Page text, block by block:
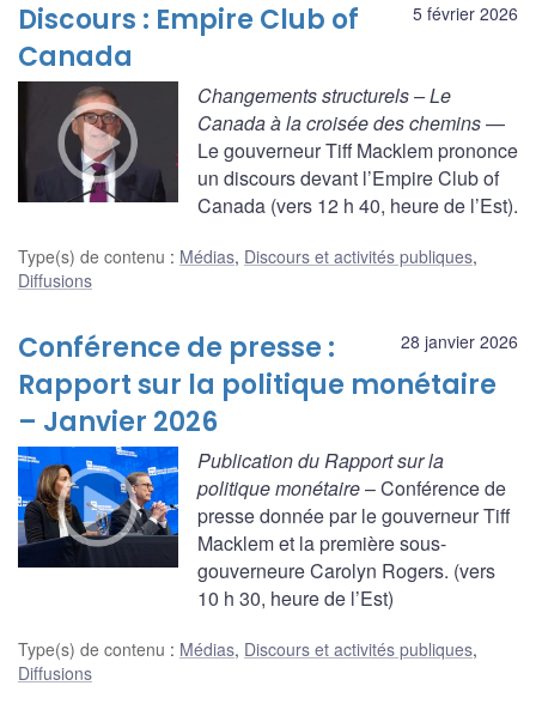
5 février 2026
Discours : Empire Club of
Canada
Changements structurels – Le
Canada à la croisée des chemins—
Le gouverneur Tiff Macklem prononce
un discours devant l’Empire Club of
Canada (vers 12 h 40, heure de l’Est).
Type(s) de contenu : Médias, Discours et activités publiques,
Diffusions
28 janvier 2026
Conférence de presse :
Rapport sur la politique monétaire
– Janvier 2026
Publication du Rapport sur la
politique monétaire– Conférence de
presse donnée par le gouverneur Tiff
Macklem et la première sous-
gouverneure Carolyn Rogers. (vers
10 h 30, heure de l’Est)
Type(s) de contenu : Médias, Discours et activités publiques,
Diffusions